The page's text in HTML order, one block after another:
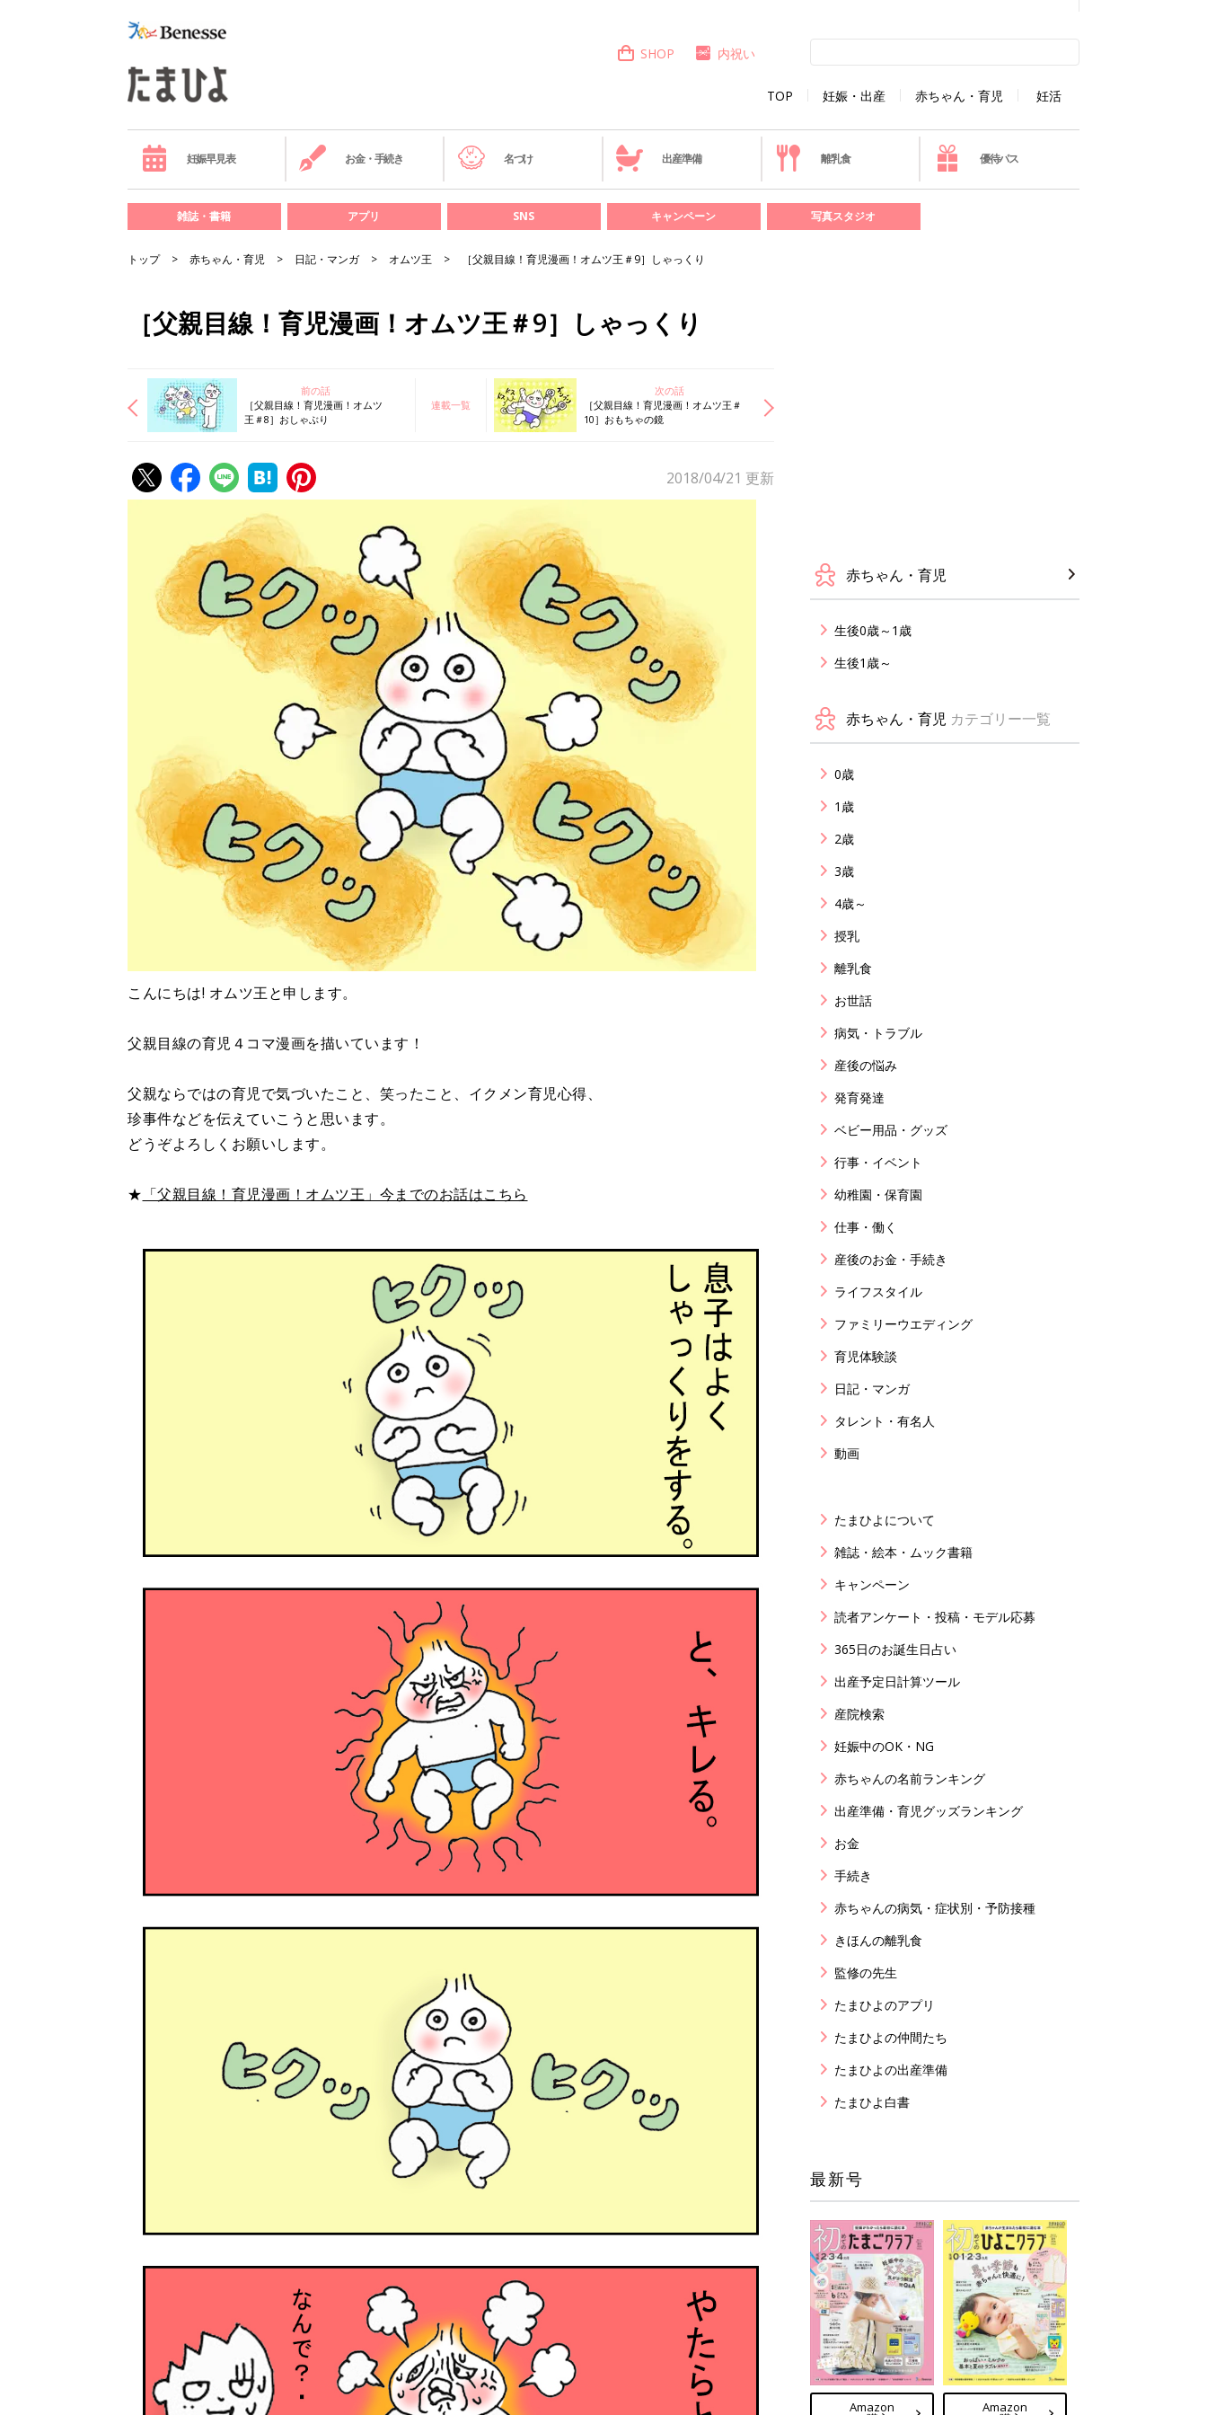
TOP 妊娠・出産 赤ちゃん・育児 妊活
SHOP 内祝い
妊娠早見表 お金・手続き 名づけ 出産準備 離乳食 優待パス
雑誌・書籍 アプリ SNS キャンペーン 写真スタジオ
トップ 赤ちゃん・育児 日記・マンガ オムツ王 ［父親目線！育児漫画！オムツ王＃9］しゃっくり
［父親目線！育児漫画！オムツ王＃9］しゃっくり
前の話
［父親目線！育児漫画！オムツ
王＃8］おしゃぶり
連載一覧
次の話
［父親目線！育児漫画！オムツ王＃
10］おもちゃの鏡
2018/04/21 更新
こんにちは! オムツ王と申します。
父親目線の育児４コマ漫画を描いています！
父親ならではの育児で気づいたこと、笑ったこと、イクメン育児心得、
珍事件などを伝えていこうと思います。
どうぞよろしくお願いします。
★ 「父親目線！育児漫画！オムツ王」今までのお話はこちら
赤ちゃん・育児
生後0歳～1歳
生後1歳～
赤ちゃん・育児 カテゴリー一覧
0歳
1歳
2歳
3歳
4歳～
授乳
離乳食
お世話
病気・トラブル
産後の悩み
発育発達
ベビー用品・グッズ
行事・イベント
幼稚園・保育園
仕事・働く
産後のお金・手続き
ライフスタイル
ファミリーウエディング
育児体験談
日記・マンガ
タレント・有名人
動画
たまひよについて
雑誌・絵本・ムック書籍
キャンペーン
読者アンケート・投稿・モデル応募
365日のお誕生日占い
出産予定日計算ツール
産院検索
妊娠中のOK・NG
赤ちゃんの名前ランキング
出産準備・育児グッズランキング
お金
手続き
赤ちゃんの病気・症状別・予防接種
きほんの離乳食
監修の先生
たまひよのアプリ
たまひよの仲間たち
たまひよの出産準備
たまひよ白書
最新号
Amazon Amazon